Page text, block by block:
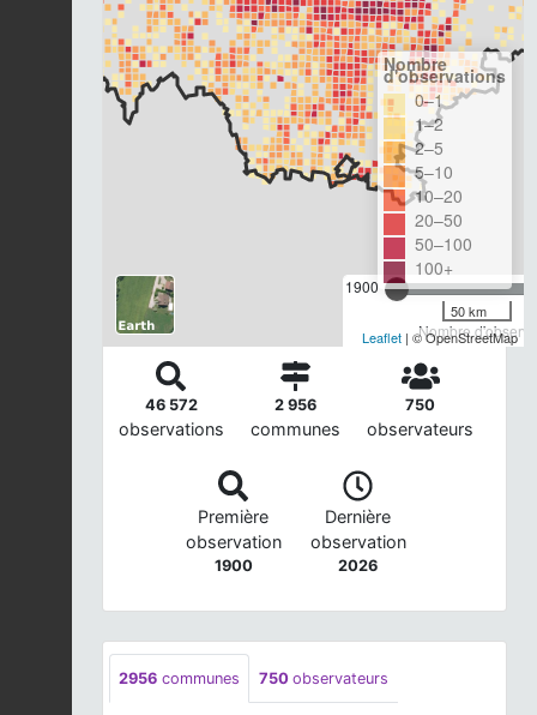
1900
Nombre
Nombre
d'observations
0–1
1–2
2–5
5–10
10–20
20–50
50–100
100+
50 km
Leaflet | © OpenStreetMap
46 572
observations
2 956
communes
750
observateurs
Première
observation
1900
Dernière
observation
2026
2956 communes 750 observateurs